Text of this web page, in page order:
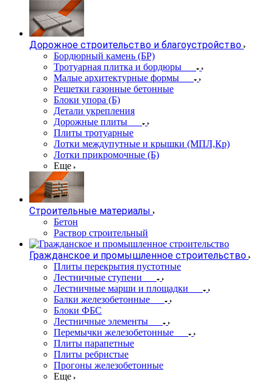
Дорожное строительство и благоустройство
Бордюрный камень (БР)
Тротуарная плитка и бордюры
Малые архитектурные формы
Решетки газонные бетонные
Блоки упора (Б)
Детали укрепления
Дорожные плиты
Плиты тротуарные
Лотки междупутные и крышки (МПЛ,Кр)
Лотки прикромочные (Б)
Еще
Строительные материалы
Бетон
Раствор строительный
Гражданское и промышленное строительство
Плиты перекрытия пустотные
Лестничные ступени
Лестничные марши и площадки
Балки железобетонные
Блоки ФБС
Лестничные элементы
Перемычки железобетонные
Плиты парапетные
Плиты ребристые
Прогоны железобетонные
Еще